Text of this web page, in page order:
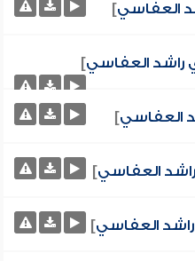
العفاسي]
راشد العفاسي]
العفاسي]
العفاسي]
العفاسي]